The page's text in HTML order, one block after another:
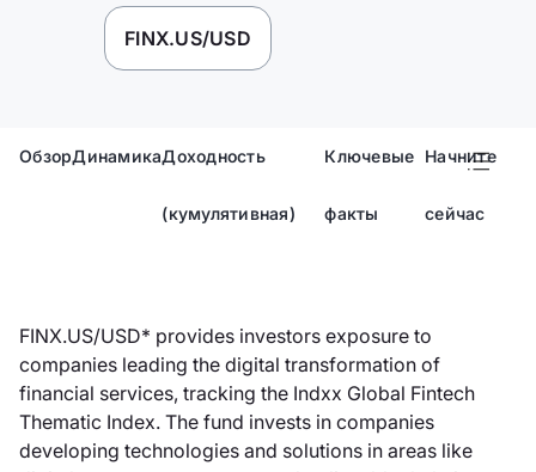
FINX.US/USD
ОбзорДинамикаДоходность
(кумулятивная)
Ключевые
факты
Начните
сейчас
FINX.US/USD* provides investors exposure to
companies leading the digital transformation of
financial services, tracking the Indxx Global Fintech
Thematic Index. The fund invests in companies
developing technologies and solutions in areas like